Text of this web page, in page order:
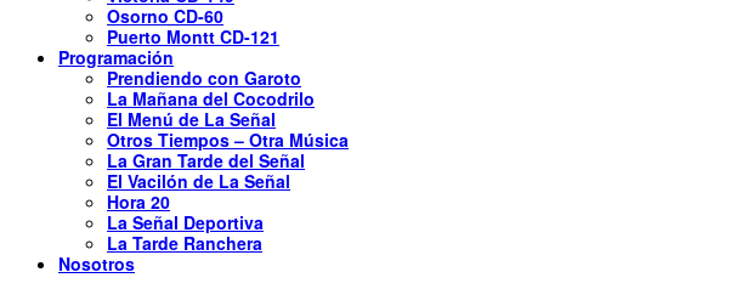
Osorno CD-60
Puerto Montt CD-121
Programación
Prendiendo con Garoto
La Mañana del Cocodrilo
El Menú de La Señal
Otros Tiempos – Otra Música
La Gran Tarde del Señal
El Vacilón de La Señal
Hora 20
La Señal Deportiva
La Tarde Ranchera
Nosotros